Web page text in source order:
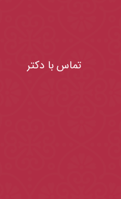
تماس با دکتر